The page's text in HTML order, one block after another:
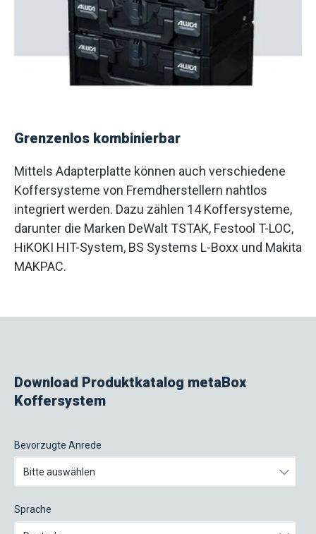
Grenzenlos kombinierbar
Mittels Adapterplatte können auch verschiedene
Koffersysteme von Fremdherstellern nahtlos
integriert werden. Dazu zählen 14 Koffersysteme,
darunter die Marken DeWalt TSTAK, Festool T-LOC,
HiKOKI HIT-System, BS Systems L-Boxx und Makita
MAKPAC.
Download Produktkatalog metaBox
Koffersystem
Bevorzugte Anrede
Sprache